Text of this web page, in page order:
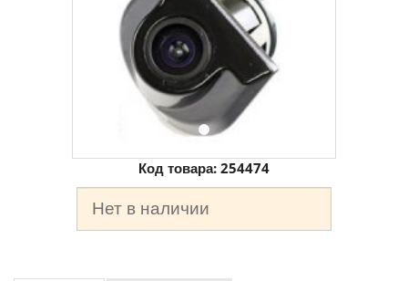
Код товара: 254474
Нет в наличии